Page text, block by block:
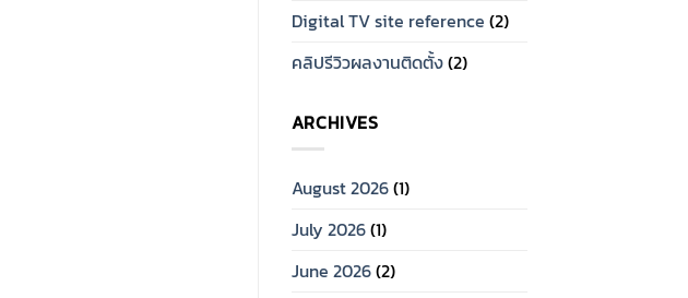
Digital TV site reference (2)
คลิปรีวิวผลงานติดตั้ง(2)
ARCHIVES
August 2026(1)
July 2026(1)
June 2026(2)